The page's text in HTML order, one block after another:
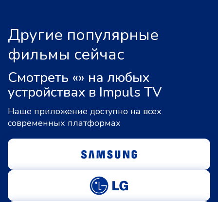
Другие популярные
фильмы сейчас
Смотреть «» на любых
устройствах в Impuls TV
Наше приложение доступно на всех
современных платформах